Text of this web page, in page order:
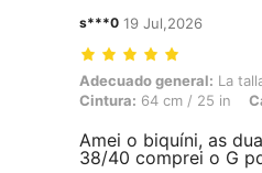
s***0 19 Jul,2026
Adecuado general: La talla
Adecuado general: La
Cintura: 64 cm / 25 in
Amei o biquíni, as
38/40 comprei o G